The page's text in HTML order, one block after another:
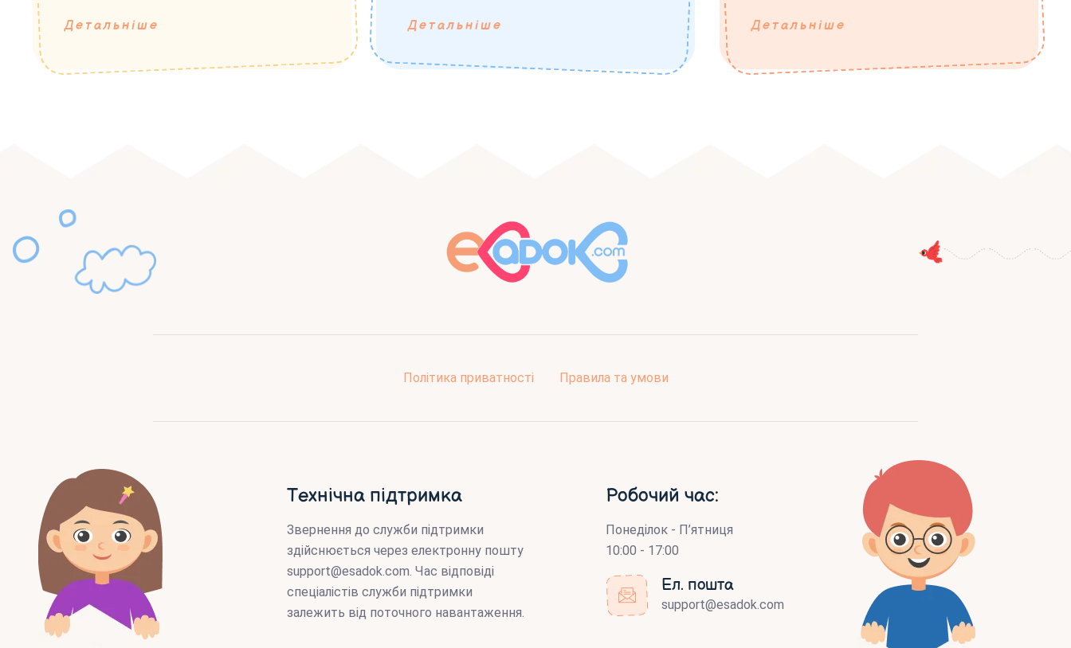
Детальніше Детальніше Детальніше
Політика приватності Правила та умови
Технічна підтримка
Звернення до служби підтримки
здійснюється через електронну пошту
support@esadok.com. Час відповіді
спеціалістів служби підтримки
залежить від поточного навантаження.
Робочий час:
Понеділок - П’ятниця
10:00 - 17:00
Ел. пошта
support@esadok.com